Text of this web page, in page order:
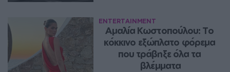
ENTERTAINMENT
Αμαλία Κωστοπούλου: Το
κόκκινο εξώπλατο φόρεμα
που τράβηξε όλα τα
βλέμματα